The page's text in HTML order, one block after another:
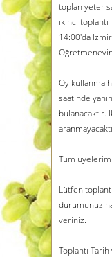
toplan yeter
ikinci
14:00'da
Oy kullanma
saatinde
bulanacaktır.
Tüm
Lütfen
durumunuz
veriniz.
Toplantı